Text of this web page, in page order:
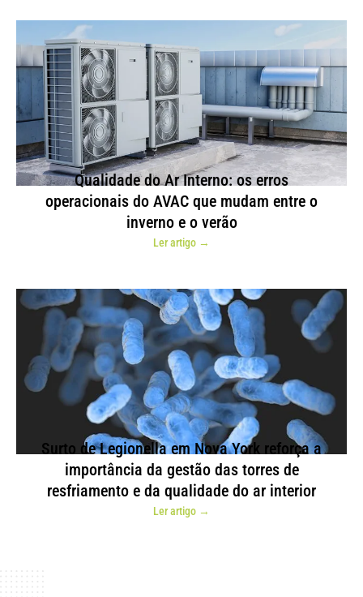
Qualidade do Ar Interno: os erros
operacionais do AVAC que mudam entre o
inverno e o verão
Ler artigo →
Surto de Legionella em Nova York reforça a
importância da gestão das torres de
resfriamento e da qualidade do ar interior
Ler artigo →